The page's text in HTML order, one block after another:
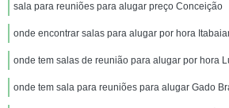
sala para reuniões para alugar preço Conceição
onde encontrar salas para alugar por hora
onde tem salas de reunião para alugar por hora
onde tem sala para reuniões para alugar Gado